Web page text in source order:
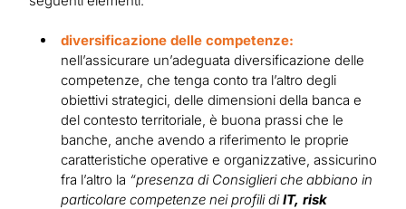
diversificazione delle competenze:
nell’assicurare un’adeguata diversificazione delle
competenze, che tenga conto tra l’altro degli
obiettivi strategici, delle dimensioni della banca e
del contesto territoriale, è buona prassi che le
banche, anche avendo a riferimento le proprie
caratteristiche operative e organizzative, assicurino
fra l’altro la “presenza di Consiglieri che abbiano in
particolare competenze nei profili diIT, risk